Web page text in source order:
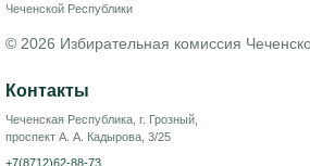
Чеченской Республики
© 2026 Избирательная комиссия
Контакты
Чеченская Республика, г. Грозный,
проспект А. А. Кадырова, 3/25
+7(8712)62-88-73